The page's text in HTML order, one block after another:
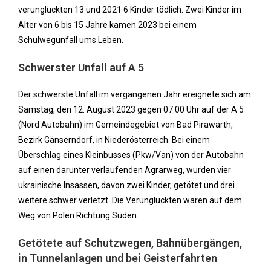
verunglückten 13 und 2021 6 Kinder tödlich. Zwei Kinder im
Alter von 6 bis 15 Jahre kamen 2023 bei einem
Schulwegunfall ums Leben.
Schwerster Unfall auf A 5
Der schwerste Unfall im vergangenen Jahr ereignete sich am
Samstag, den 12. August 2023 gegen 07:00 Uhr auf der A 5
(Nord Autobahn) im Gemeindegebiet von Bad Pirawarth,
Bezirk Gänserndorf, in Niederösterreich. Bei einem
Überschlag eines Kleinbusses (Pkw/Van) von der Autobahn
auf einen darunter verlaufenden Agrarweg, wurden vier
ukrainische Insassen, davon zwei Kinder, getötet und drei
weitere schwer verletzt. Die Verunglückten waren auf dem
Weg von Polen Richtung Süden.
Getötete auf Schutzwegen, Bahnübergängen,
in Tunnelanlagen und bei Geisterfahrten